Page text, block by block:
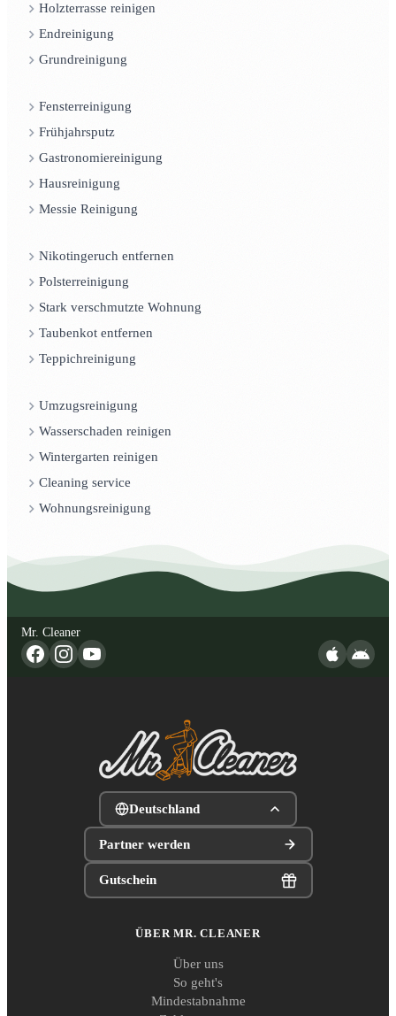
Holzterrasse reinigen
Endreinigung
Grundreinigung
Fensterreinigung
Frühjahrsputz
Gastronomiereinigung
Hausreinigung
Messie Reinigung
Nikotingeruch entfernen
Polsterreinigung
Stark verschmutzte Wohnung
Taubenkot entfernen
Teppichreinigung
Umzugsreinigung
Wasserschaden reinigen
Wintergarten reinigen
Cleaning service
Wohnungsreinigung
Mr. Cleaner
Deutschland
Partner werden
Gutschein
ÜBER MR. CLEANER
Über uns
So geht's
Mindestabnahme